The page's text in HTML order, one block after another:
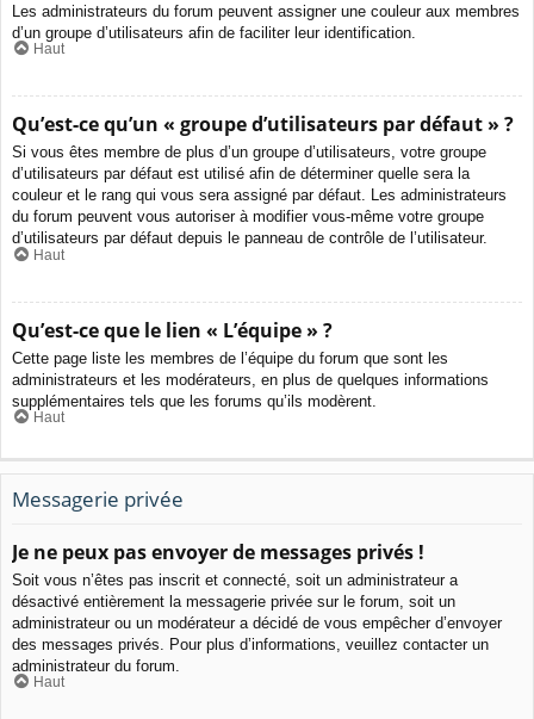
Les administrateurs du forum peuvent assigner une couleur aux membres
d’un groupe d’utilisateurs afin de faciliter leur identification.
Haut
Qu’est-ce qu’un « groupe d’utilisateurs par défaut » ?
Si vous êtes membre de plus d’un groupe d’utilisateurs, votre groupe
d’utilisateurs par défaut est utilisé afin de déterminer quelle sera la
couleur et le rang qui vous sera assigné par défaut. Les administrateurs
du forum peuvent vous autoriser à modifier vous-même votre groupe
d’utilisateurs par défaut depuis le panneau de contrôle de l’utilisateur.
Haut
Qu’est-ce que le lien « L’équipe » ?
Cette page liste les membres de l’équipe du forum que sont les
administrateurs et les modérateurs, en plus de quelques informations
supplémentaires tels que les forums qu’ils modèrent.
Haut
Messagerie privée
Je ne peux pas envoyer de messages privés !
Soit vous n’êtes pas inscrit et connecté, soit un administrateur a
désactivé entièrement la messagerie privée sur le forum, soit un
administrateur ou un modérateur a décidé de vous empêcher d’envoyer
des messages privés. Pour plus d’informations, veuillez contacter un
administrateur du forum.
Haut